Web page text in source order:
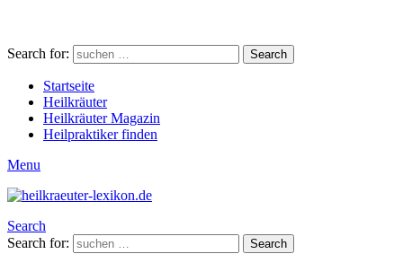
Search for: Search
Startseite
Heilkräuter
Heilkräuter Magazin
Heilpraktiker finden
Menu
Search
Search for:
Search